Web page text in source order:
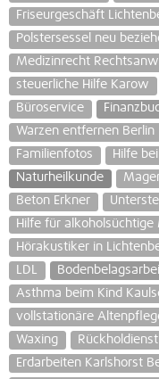
Friseurgeschäft
Polstersessel neu
Medizinrecht
steuerliche Hilfe Karow
Büroservice
Warzen entfernen Berlin
Familienfotos
Hilfe
Naturheilkunde
Beton Erkner
Hilfe für alkoholsüchtige
Hörakustiker in
LDL
Asthma beim Kind
vollstationäre
Waxing
Rückholdienst
Erdarbeiten Karlshorst